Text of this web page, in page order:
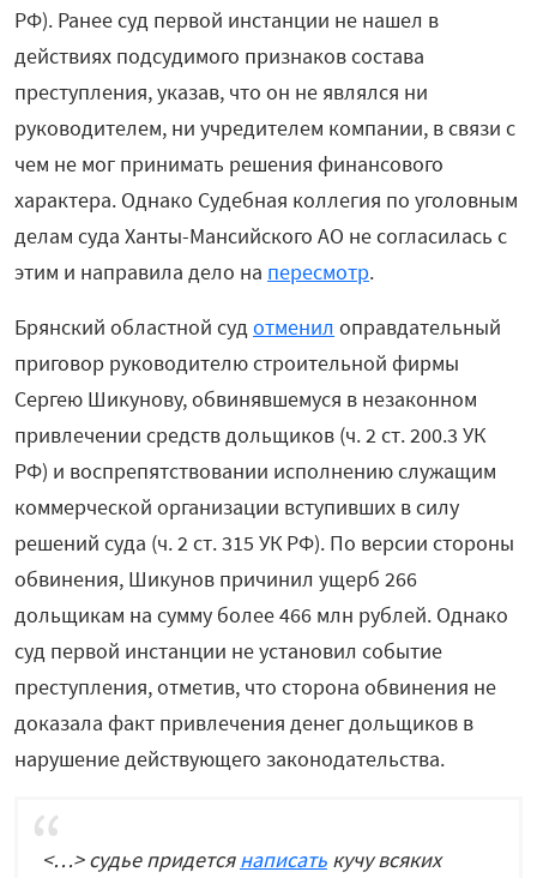
РФ). Ранее суд первой инстанции не нашел в
действиях подсудимого признаков состава
преступления, указав, что он не являлся ни
руководителем, ни учредителем компании, в связи с
чем не мог принимать решения финансового
характера. Однако Судебная коллегия по уголовным
делам суда Ханты-Мансийского АО не согласилась с
этим и направила дело на пересмотр.
Брянский областной судотменил оправдательный
приговор руководителю строительной фирмы
Сергею Шикунову, обвинявшемуся в незаконном
привлечении средств дольщиков (ч. 2 ст. 200.3 УК
РФ) и воспрепятствовании исполнению служащим
коммерческой организации вступивших в силу
решений суда (ч. 2 ст. 315 УК РФ). По версии стороны
обвинения, Шикунов причинил ущерб 266
дольщикам на сумму более 466 млн рублей. Однако
суд первой инстанции не установил событие
преступления, отметив, что сторона обвинения не
доказала факт привлечения денег дольщиков в
нарушение действующего законодательства.
<…> судье придетсянаписать кучу всяких